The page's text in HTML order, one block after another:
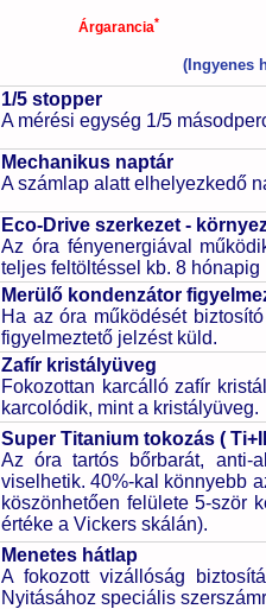
Árgarancia*
(Ingyenes
1/5 stopper
A mérési egység 1/5
Mechanikus naptár
A számlap alatt elhelyezkedő
Eco-Drive szerkezet -
Az óra fényenergiával
teljes feltöltéssel kb. 8
Merülő kondenzátor
Ha az óra működését
figyelmeztető jelzést küld.
Zafír kristályüveg
Fokozottan karcálló zafír
karcolódik, mint a kristályüveg.
Super Titanium tokozás (
Az óra tartós bőrbarát, anti-
viselhetik. 40%-kal könnyebb
köszönhetően felülete 5-ször
értéke a Vickers skálán).
Menetes hátlap
A fokozott vizállóság
Nyitásához speciális